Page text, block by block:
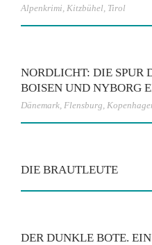
Alpenkrimi, Kitzbühel, Tirol
NORDLICHT: DIE SPUR
BOISEN UND NYBORG
Dänemark, Flensburg,
DIE BRAUTLEUTE
DER DUNKLE BOTE.